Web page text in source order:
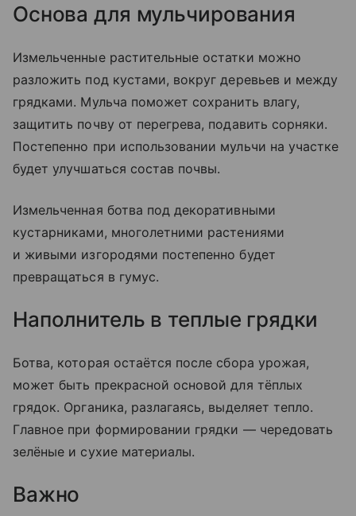
Основа для мульчирования
Измельченные растительные остатки можно
разложить под кустами, вокруг деревьев и между
грядками. Мульча поможет сохранить влагу,
защитить почву от перегрева, подавить сорняки.
Постепенно при использовании мульчи на участке
будет улучшаться состав почвы.
Измельченная ботва под декоративными
кустарниками, многолетними растениями
и живыми изгородями постепенно будет
превращаться в гумус.
Наполнитель в теплые грядки
Ботва, которая остаётся после сбора урожая,
может быть прекрасной основой для тёплых
грядок. Органика, разлагаясь, выделяет тепло.
Главное при формировании грядки — чередовать
зелёные и сухие материалы.
Важно